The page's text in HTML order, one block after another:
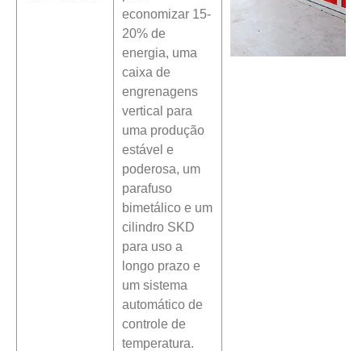
economizar 15-
20% de
energia, uma
caixa de
engrenagens
vertical para
uma produção
estável e
poderosa, um
parafuso
bimetálico e um
cilindro SKD
para uso a
longo prazo e
um sistema
automático de
controle de
temperatura.